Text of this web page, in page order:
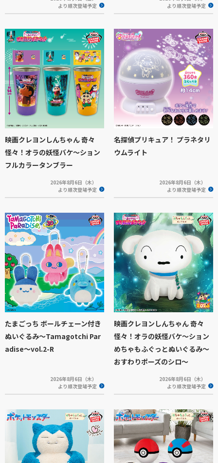
より順次登場予定
より順次登場予定
映画クレヨンしんちゃん 奇々
怪々！オラの妖怪バケ～ション
フルカラータンブラー
2026年8月6日（木）
より順次登場予定
名探偵プリキュア！ プラネタリ
ウムライト
2026年8月6日（木）
より順次登場予定
たまごっち ボールチェーン付き
ぬいぐるみ～Tamagotchi Par
adise～vol.2-R
2026年8月6日（木）
より順次登場予定
映画クレヨンしんちゃん 奇々
怪々！オラの妖怪バケ～ション
めちゃもふぐっとぬいぐるみ～
おすわりポーズのシロ～
2026年8月6日（木）
より順次登場予定